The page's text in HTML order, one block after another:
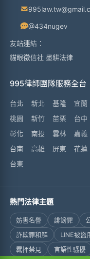
@434nugev
友站連結：
貓眼徵信社 墨耕法律
995律師團隊服務全台
台北 新北 基隆
宜蘭
桃園
新竹 苗栗
台中
彰化
南投 雲林
嘉義
台南
高雄 屏東
花蓮
台東
熱門法律主題
妨害名譽 誹謗罪
詐欺罪和解
LINE被盜
羈押禁見
言語性騷擾